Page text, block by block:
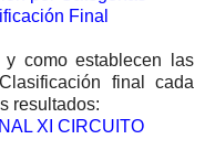
Final
como establecen las
final cada
resultados:
XI CIRCUITO